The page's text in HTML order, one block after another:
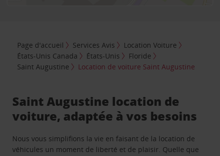
Page d'accueil Services Avis
Location Voiture
États-Unis Canada
États-Unis
Floride
Saint Augustine
Location de voiture Saint Augustine
Saint Augustine location de
voiture, adaptée à vos besoins
Nous vous simplifions la vie en faisant de la location de
véhicules un moment de liberté et de plaisir. Quelle que